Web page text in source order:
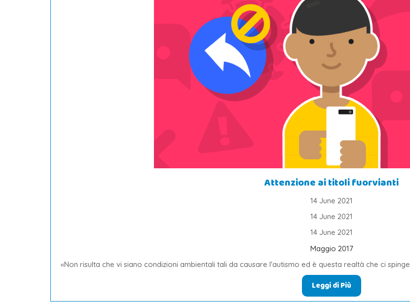
Attenzione ai titoli fuorvianti
14 June 2021
14 June 2021
14 June 2021
Maggio 2017
«Non risulta che vi siano condizioni ambientali tali da causare l'autismo ed è questa realtà che ci
Leggi di Più